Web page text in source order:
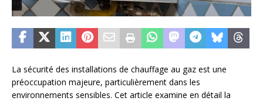
La sécurité des installations de chauffage au gaz est une
préoccupation majeure, particulièrement dans les
environnements sensibles. Cet article examine en détail la